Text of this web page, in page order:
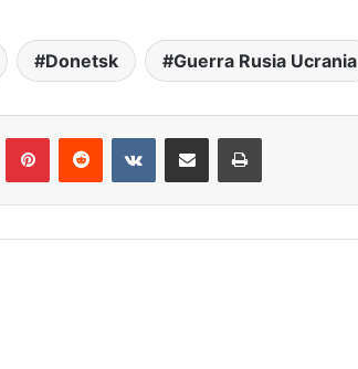
Donetsk Guerra Rusia Ucrania
PinterestReddit VKontakteCompartir por correo electrónicoImprimir